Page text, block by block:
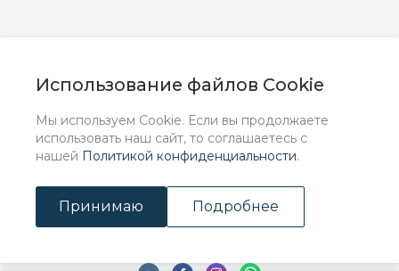
Использование файлов Cookie
Мы используем Cookie. Если вы продолжаете
использовать наш сайт, то соглашаетесь с
нашей Политикой конфиденциальности.
Принимаю Подробнее
информационный характер и ни при каких условиях не
положениями Статьи 437 (2) ГК РФ.